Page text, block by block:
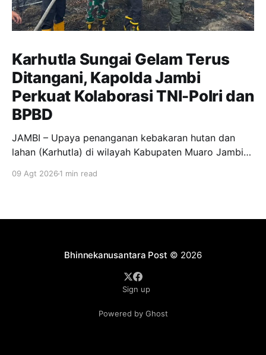
Karhutla Sungai Gelam Terus
Ditangani, Kapolda Jambi
Perkuat Kolaborasi TNI-Polri dan
BPBD
JAMBI – Upaya penanganan kebakaran hutan dan
lahan (Karhutla) di wilayah Kabupaten Muaro Jambi
gabungan TNI-Polri, BPBD Provinsi Jambi dan BPBD
09 Agt 2026 1 min read
Bhinnekanusantara Post © 2026
Sign up
Powered by Ghost